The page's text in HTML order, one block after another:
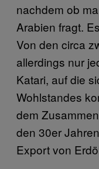
nachdem ob
Arabien fragt.
Von den circa
allerdings nur
Katari, auf die
Wohlstandes
dem
den 30er
Export von